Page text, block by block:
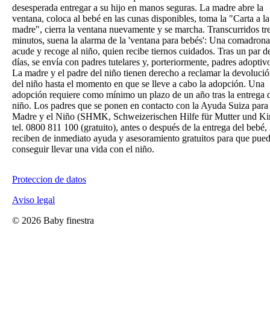
desesperada entregar a su hijo en manos seguras. La madre abre la
ventana, coloca al bebé en las cunas disponibles, toma la "Carta a la
madre", cierra la ventana nuevamente y se marcha. Transcurridos
minutos, suena la alarma de la 'ventana para bebés': Una comadrona
acude y recoge al niño, quien recibe tiernos cuidados. Tras un par
días, se envía con padres tutelares y, porteriormente, padres
La madre y el padre del niño tienen derecho a reclamar la
del niño hasta el momento en que se lleve a cabo la adopción. Una
adopción requiere como mínimo un plazo de un año tras la entrega
niño. Los padres que se ponen en contacto con la Ayuda Suiza para
Madre y el Niño (SHMK, Schweizerischen Hilfe für Mutter und
tel. 0800 811 100 (gratuito), antes o después de la entrega del bebé,
reciben de inmediato ayuda y asesoramiento gratuitos para que
conseguir llevar una vida con el niño.
Proteccion de datos
Aviso legal
© 2026 Baby finestra